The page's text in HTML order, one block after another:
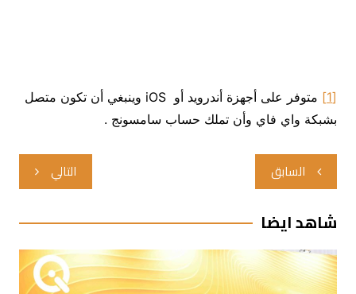
[1]
متوفر على أجهزة أندرويد أو iOS وينبغي أن تكون متصل
بشبكة واي فاي وأن تملك حساب سامسونج .
تصفّح
المقالات
السابق التالي
شاهد ايضا